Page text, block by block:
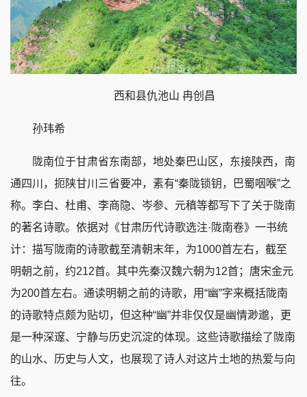
西和县仇池山 冉创昌
孙玮希
陇南位于甘肃省东南部，地处秦巴山区，东接陕西，南
通四川，扼陕甘川三省要冲，素有“秦陇锁钥，巴蜀咽喉”之
称。李白、杜甫、李商隐、岑参、元稹等都写下了关于陇南
的著名诗歌。依据对《甘肃历代诗歌选注·陇南卷》一书统
计：描写陇南的诗歌截至清朝末年，为1000首左右，截至
明朝之前，约212首。其中先秦汉魏六朝为12首；唐宋金元
为200首左右。通读明朝之前的诗歌，用“幽”字来概括陇南
的诗歌特点颇为贴切，但这种“幽”并非仅仅是幽情渺邈，更
是一种深邃、宁静与历史沉淀的体现。这些诗歌描绘了陇南
的山水、历史与人文，也展现了诗人对这片土地的热爱与向
往。